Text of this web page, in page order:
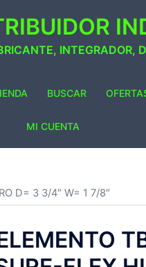
BUSCAR
MI CUENTA
D= 3 3/4″ W= 1 7/8″